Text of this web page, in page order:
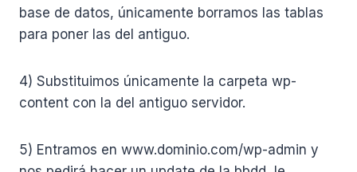
base de datos, únicamente borramos las tablas
para poner las del antiguo.
4) Substituimos únicamente la carpeta wp-
content con la del antiguo servidor.
5) Entramos en www.dominio.com/wp-admin y